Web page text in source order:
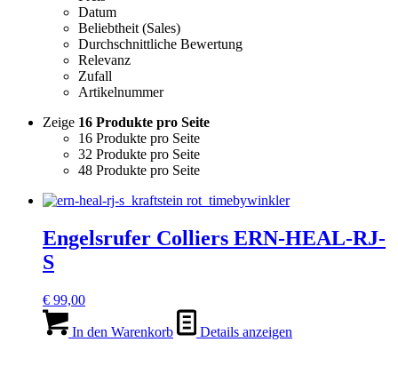
Datum
Beliebtheit (Sales)
Durchschnittliche Bewertung
Relevanz
Zufall
Artikelnummer
Zeige 16 Produkte pro Seite
16 Produkte pro Seite
32 Produkte pro Seite
48 Produkte pro Seite
Engelsrufer Colliers ERN-HEAL-RJ-
S
€ 99,00
In den Warenkorb Details anzeigen